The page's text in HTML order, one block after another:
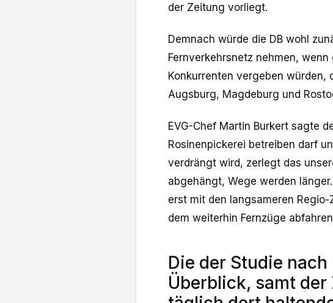
der Zeitung vorliegt.
Demnach würde die DB wohl
Fernverkehrsnetz nehmen,
Konkurrenten vergeben würden,
Augsburg, Magdeburg und
EVG-Chef Martin Burkert sagte
Rosinenpickerei betreiben darf
verdrängt wird, zerlegt das
abgehängt, Wege werden
erst mit den langsameren
dem weiterhin Fernzüge
Die der Studie
Überblick, samt der